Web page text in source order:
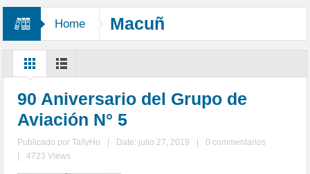
Home Macuñ
90 Aniversario del Grupo de
Aviación N° 5
Publicado porTallyHo Date: julio 27, 2019
0 commentarios
4723 Views